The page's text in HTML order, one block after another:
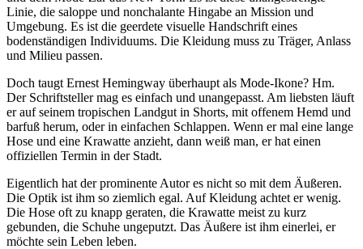
Linie, die saloppe und nonchalante Hingabe an Mission und
Umgebung. Es ist die geerdete visuelle Handschrift eines
bodenständigen Individuums. Die Kleidung muss zu Träger, Anlass
und Milieu passen.
Doch taugt Ernest Hemingway überhaupt als Mode-Ikone? Hm.
Der Schriftsteller mag es einfach und unangepasst. Am liebsten läuft
er auf seinem tropischen Landgut in Shorts, mit offenem Hemd und
barfuß herum, oder in einfachen Schlappen. Wenn er mal eine lange
Hose und eine Krawatte anzieht, dann weiß man, er hat einen
offiziellen Termin in der Stadt.
Eigentlich hat der prominente Autor es nicht so mit dem Äußeren.
Die Optik ist ihm so ziemlich egal. Auf Kleidung achtet er wenig.
Die Hose oft zu knapp geraten, die Krawatte meist zu kurz
gebunden, die Schuhe ungeputzt. Das Äußere ist ihm einerlei, er
möchte sein Leben leben.